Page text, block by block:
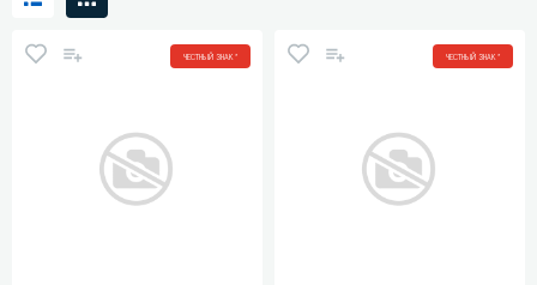
ЧЕСТНЫЙ ЗНАК * ЧЕСТНЫЙ ЗНАК *